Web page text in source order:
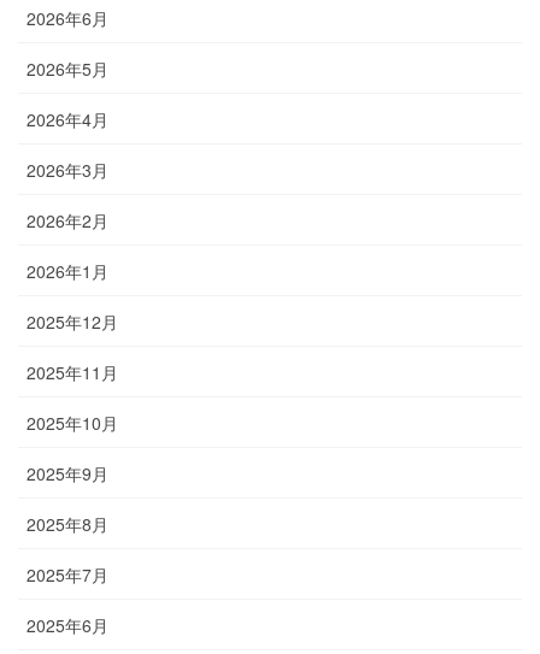
2026年6月
2026年5月
2026年4月
2026年3月
2026年2月
2026年1月
2025年12月
2025年11月
2025年10月
2025年9月
2025年8月
2025年7月
2025年6月